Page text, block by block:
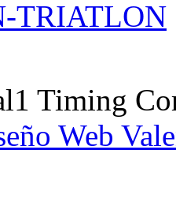
TRIATLON
Timing
Web